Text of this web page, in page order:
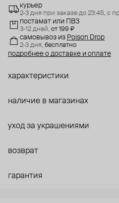
курьер
2-3 дня при заказе до 23:45, с
постамат или ПВЗ
3-12 дней, от 199 ₽
самовывоз из Poison Drop
2-3 дня, бесплатно
подробнее о доставке и оплате
характеристики
наличие в магазинах
уход за украшениями
возврат
гарантия